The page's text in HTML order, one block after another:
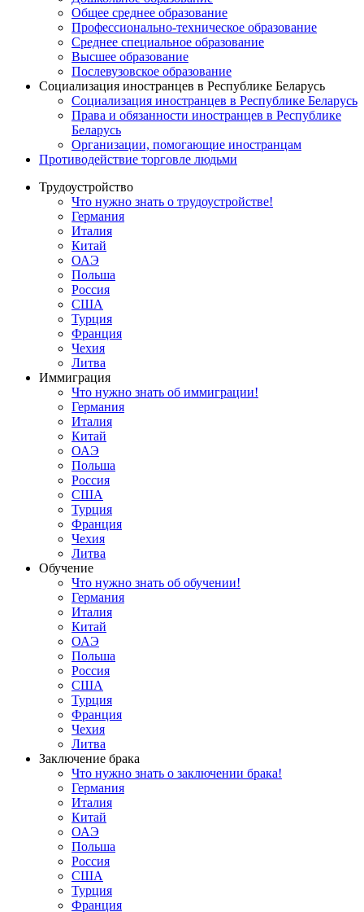
Общее среднее образование
Профессионально-техническое образование
Среднее специальное образование
Высшее образование
Послевузовское образование
Социализация иностранцев в Республике Беларусь
Социализация иностранцев в Республике Беларусь
Права и обязанности иностранцев в Республике
Беларусь
Oрганизации, помогающие иностранцам
Противодействие торговле людьми
Трудоустройство
Что нужно знать о трудоустройстве!
Германия
Италия
Китай
ОАЭ
Польша
Россия
США
Турция
Франция
Чехия
Литва
Иммиграция
Что нужно знать об иммиграции!
Германия
Италия
Китай
ОАЭ
Польша
Россия
США
Турция
Франция
Чехия
Литва
Обучение
Что нужно знать об обучении!
Германия
Италия
Китай
ОАЭ
Польша
Россия
США
Турция
Франция
Чехия
Литва
Заключение брака
Что нужно знать о заключении брака!
Германия
Италия
Китай
ОАЭ
Польша
Россия
США
Турция
Франция